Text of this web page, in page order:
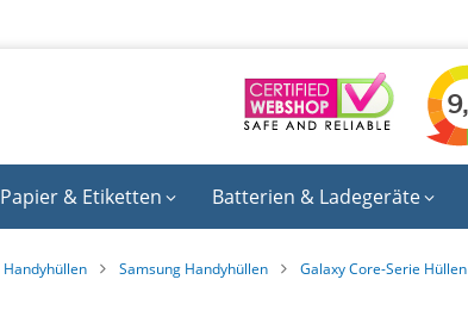
Papier & Etiketten Batterien & Ladegeräte
Handyhüllen Samsung Handyhüllen Galaxy Core-Serie Hüllen